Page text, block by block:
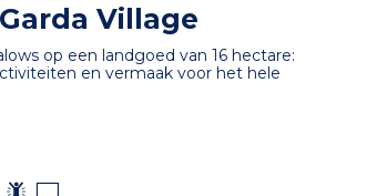
Village
op een landgoed van 16 hectare:
en vermaak voor het hele